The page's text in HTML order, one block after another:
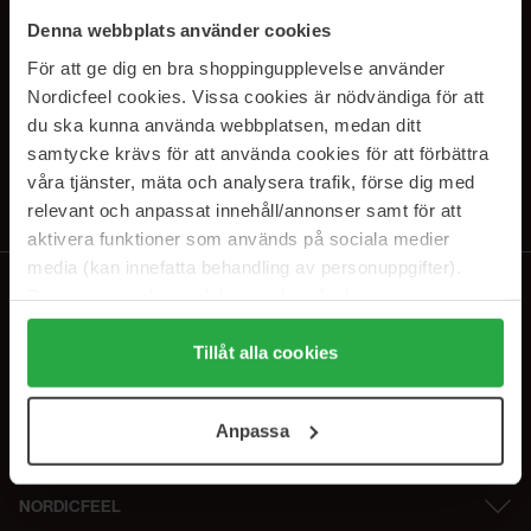
Denna webbplats använder cookies
För att ge dig en bra shoppingupplevelse använder
Nordicfeel cookies. Vissa cookies är nödvändiga för att
du ska kunna använda webbplatsen, medan ditt
samtycke krävs för att använda cookies för att förbättra
våra tjänster, mäta och analysera trafik, förse dig med
relevant och anpassat innehåll/annonser samt för att
aktivera funktioner som används på sociala medier
media (kan innefatta behandling av personuppgifter).
Genom att trycka på "Tillåt alla cookies" accepterar du
alla cookies, medan du under "Detaljer" kan anpassa
användningen av cookies. Du kan när som helst återkalla
samt vår Integritetspolicy.
Tillåt alla cookies
Anpassa
PRENUMERERA PÅ VÅRA
NYHETSBREV
E-postadress
Genom att prenumerera accepterar du vårIntegritetspolicy.
NORDICFEEL